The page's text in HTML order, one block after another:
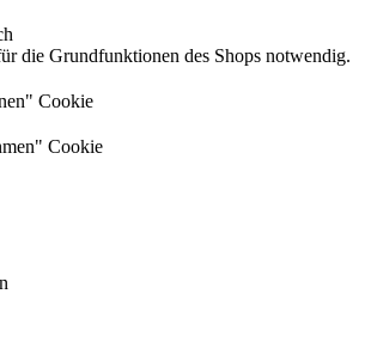
die Grundfunktionen des Shops notwendig.
Cookie
Cookie